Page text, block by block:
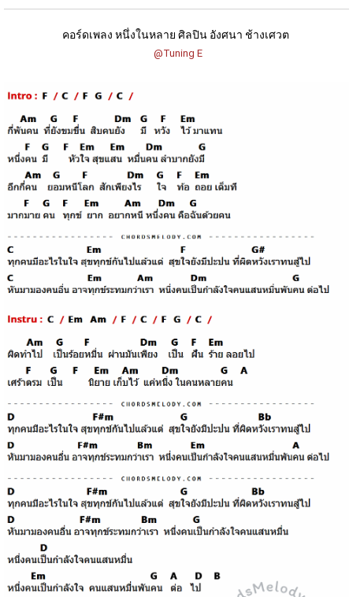
คอร์ดเพลง หนึ่งในหลาย ศิลปิน อังศนา ช้างเศวต
@Tuning E